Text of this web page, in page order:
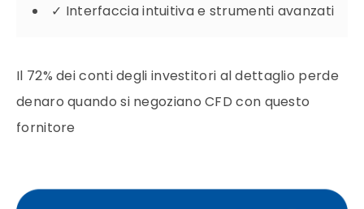
✓ Interfaccia intuitiva e strumenti avanzati
Il 72% dei conti degli investitori al dettaglio perde
denaro quando si negoziano CFD con questo
fornitore